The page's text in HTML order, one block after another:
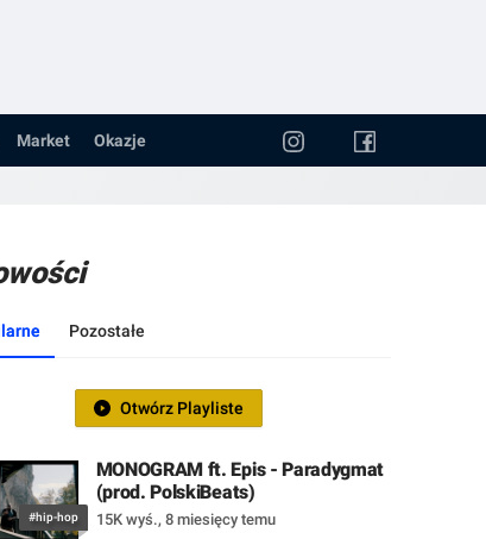
Market Okazje
Pozostałe
Otwórz Playliste
#hip-hop
MONOGRAM ft. Epis - Paradygmat
(prod. PolskiBeats)
15K wyś., 8 miesięcy temu